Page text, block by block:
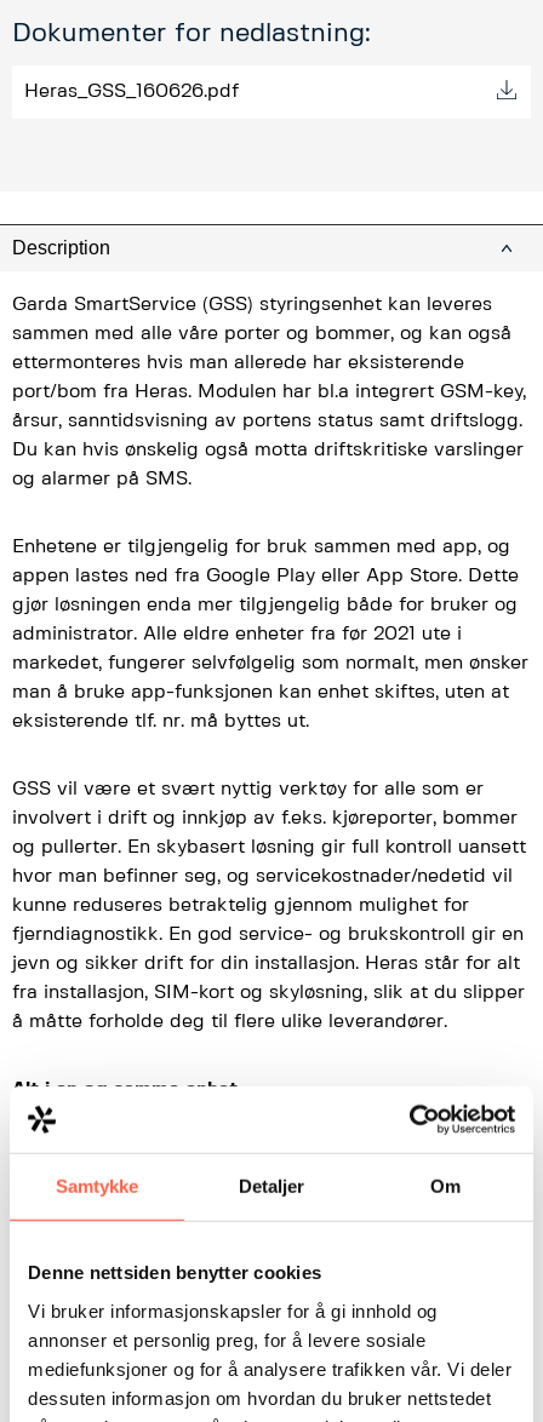
Samtykke Detaljer Om
Denne nettsiden benytter cookies
Vi bruker informasjonskapsler for å gi innhold og
annonser et personlig preg, for å levere sosiale
mediefunksjoner og for å analysere trafikken vår. Vi deler
dessuten informasjon om hvordan du bruker nettstedet
Dokumenter for nedlastning:
Heras_GSS_160626.pdf
Description
Garda SmartService (GSS) styringsenhet kan leveres
sammen med alle våre porter og bommer, og kan også
ettermonteres hvis man allerede har eksisterende
port/bom fra Heras. Modulen har bl.a integrert GSM-key,
årsur, sanntidsvisning av portens status samt driftslogg.
Du kan hvis ønskelig også motta driftskritiske varslinger
og alarmer på SMS.
Enhetene er tilgjengelig for bruk sammen med app, og
appen lastes ned fra Google Play eller App Store. Dette
gjør løsningen enda mer tilgjengelig både for bruker og
administrator. Alle eldre enheter fra før 2021 ute i
markedet, fungerer selvfølgelig som normalt, men ønsker
man å bruke app-funksjonen kan enhet skiftes, uten at
eksisterende tlf. nr. må byttes ut.
GSS vil være et svært nyttig verktøy for alle som er
involvert i drift og innkjøp av f.eks. kjøreporter, bommer
og pullerter. En skybasert løsning gir full kontroll uansett
hvor man befinner seg, og servicekostnader/nedetid vil
kunne reduseres betraktelig gjennom mulighet for
fjerndiagnostikk. En god service- og brukskontroll gir en
jevn og sikker drift for din installasjon. Heras står for alt
fra installasjon, SIM-kort og skyløsning, slik at du slipper
å måtte forholde deg til flere ulike leverandører.
Alt i en og samme enhet
GSM KEY med bruker-aksesskontroll og logg
helligdagskalender – klar til bruk
SERVICE – Summeringsteller og automatisk varsel ved
SIM-Kort og Serviceavtale administrert av Heras – klar
til bruk.
SMS-VARSEL som gir muligheter for unikt oppsett per
installasjon